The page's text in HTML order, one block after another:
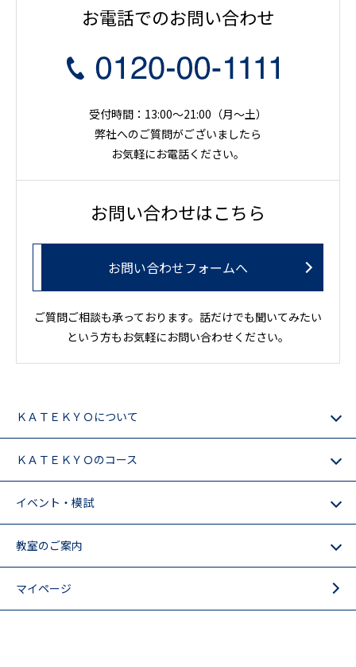
お電話でのお問い合わせ
受付時間：13:00～21:00（月〜土）
弊社へのご質問がございましたら
お気軽にお電話ください。
お問い合わせはこちら
お問い合わせフォームへ
ご質問ご相談も承っております。話だけでも聞いてみたい
という方もお気軽にお問い合わせください。
ＫＡＴＥＫＹＯについて
ＫＡＴＥＫＹＯのコース
イベント・模試
教室のご案内
マイページ